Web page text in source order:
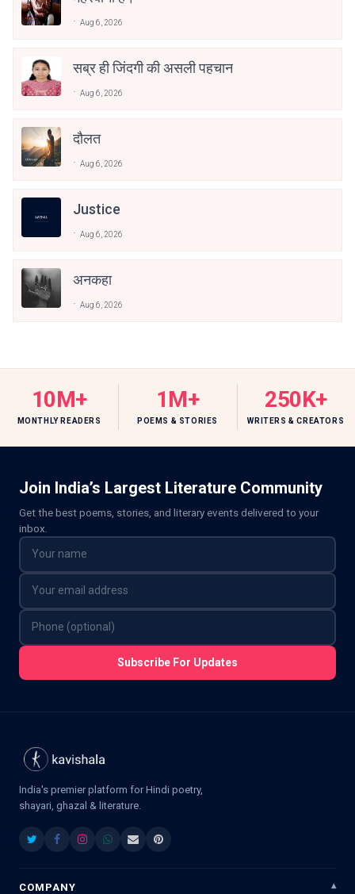
Aug 6, 2026
सब्र ही जिंदगी की असली पहचान
Aug 6, 2026
दौलत
Aug 6, 2026
Justice
Aug 6, 2026
अनकहा
Aug 6, 2026
10M+
MONTHLY READERS
1M+
POEMS & STORIES
250K+
WRITERS & CREATORS
Join India’s Largest Literature Community
Get the best poems, stories, and literary events delivered to your
inbox.
Subscribe For Updates
India's premier platform for Hindi poetry,
shayari, ghazal & literature.
COMPANY